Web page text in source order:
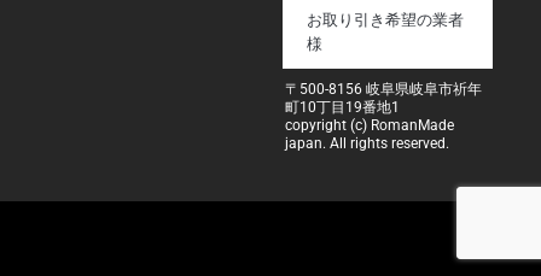
お取り引き希望の業者
様
〒500-8156 岐阜県岐阜市祈年
町10丁目19番地1
copyright (c) RomanMade
japan. All rights reserved.